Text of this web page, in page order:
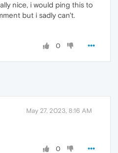
nice, i would ping this to
but i sadly can't.
0
May 27, 2023, 8:16 AM
0